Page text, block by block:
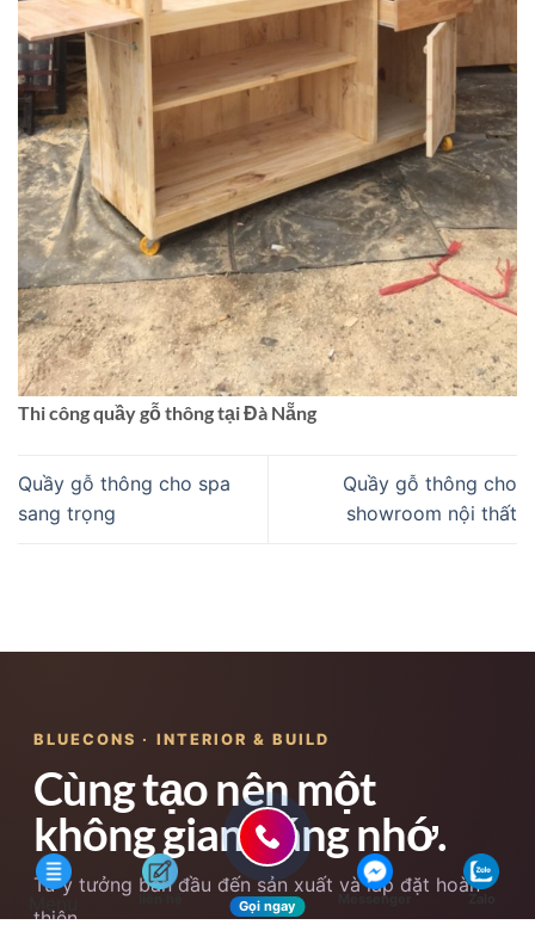
Thi công quầy gỗ thông tại Đà Nẵng
Quầy gỗ thông cho spa
sang trọng
Quầy gỗ thông cho
showroom nội thất
Menu Gọi ngay Messenger
BLUECONS · INTERIOR & BUILD
Cùng tạo nên một
không gian đáng nhớ.
Từ ý tưởng ban đầu đến sản xuất và lắp đặt hoàn
thiện.